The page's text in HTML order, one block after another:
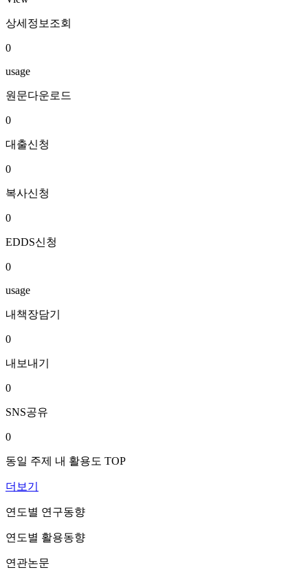
상세정보조회
0
usage
원문다운로드
0
대출신청
0
복사신청
0
EDDS신청
0
usage
내책장담기
0
내보내기
0
SNS공유
0
동일 주제 내 활용도 TOP
더보기
연도별 연구동향
연도별 활용동향
연관논문